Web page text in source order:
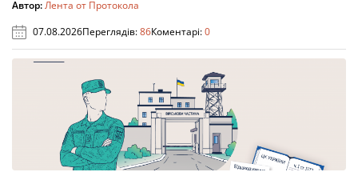
Автор:Лента от Протокола
07.08.2026Переглядів:86Коментарі:0